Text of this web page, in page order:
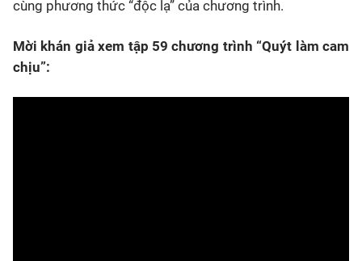
cùng phương thức “độc lạ” của chương trình.
Mời khán giả xem tập 59 chương trình “Quýt làm cam
chịu”: